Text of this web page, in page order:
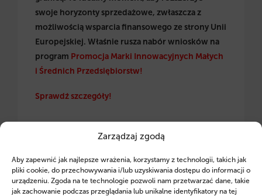
Zarządzaj zgodą
Aby zapewnić jak najlepsze wrażenia, korzystamy z technologii, takich jak
pliki cookie, do przechowywania i/lub uzyskiwania dostępu do informacji o
urządzeniu. Zgoda na te technologie pozwoli nam przetwarzać dane, takie
jak zachowanie podczas przeglądania lub unikalne identyfikatory na tej
swoje horyzonty sprzedażowe, zwłaszcza z
możliwością wsparcia finansowego ze strony Unii
Europejskiej. Właśnie rusza nabór wniosków na
program Promocja Marki Innowacyjnych Małych
i Średnich Przedsiębiorstw!
Sprawdź szczegóły!
CZYTAJ WIĘCEJ →